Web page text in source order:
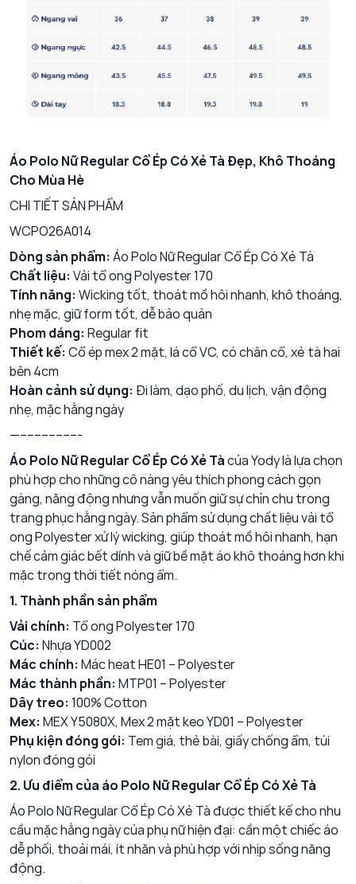
Áo Polo Nữ Regular Cổ Ép Có Xẻ Tà Đẹp, Khô Thoáng
Cho Mùa Hè
CHI TIẾT SẢN PHẨM
WCPO26A014
Dòng sản phẩm: Áo Polo Nữ Regular Cổ Ép Có Xẻ Tà
Chất liệu: Vải tổ ong Polyester 170
Tính năng: Wicking tốt, thoát mồ hôi nhanh, khô thoáng,
nhẹ mặc, giữ form tốt, dễ bảo quản
Phom dáng: Regular fit
Thiết kế: Cổ ép mex 2 mặt, lá cổ VC, có chân cổ, xẻ tà hai
bên 4cm
Hoàn cảnh sử dụng: Đi làm, dạo phố, du lịch, vận động
nhẹ, mặc hằng ngày
—-----------------
Áo Polo Nữ Regular Cổ Ép Có Xẻ Tàcủa Yody là lựa chọn
phù hợp cho những cô nàng yêu thích phong cách gọn
gàng, năng động nhưng vẫn muốn giữ sự chỉn chu trong
trang phục hằng ngày. Sản phẩm sử dụng chất liệu vải tổ
ong Polyester xử lý wicking, giúp thoát mồ hôi nhanh, hạn
chế cảm giác bết dính và giữ bề mặt áo khô thoáng hơn khi
mặc trong thời tiết nóng ẩm.
1. Thành phần sản phẩm
Vải chính: Tổ ong Polyester 170
Cúc: Nhựa YD002
Mác chính: Mác heat HE01 – Polyester
Mác thành phần: MTP01 – Polyester
Dây treo: 100% Cotton
Mex: MEX Y5080X, Mex 2 mặt keo YD01 – Polyester
Phụ kiện đóng gói: Tem giá, thẻ bài, giấy chống ẩm, túi
nylon đóng gói
2. Ưu điểm của áo Polo Nữ Regular Cổ Ép Có Xẻ Tà
Áo Polo Nữ Regular Cổ Ép Có Xẻ Tà được thiết kế cho nhu
cầu mặc hằng ngày của phụ nữ hiện đại: cần một chiếc áo
dễ phối, thoải mái, ít nhăn và phù hợp với nhịp sống năng
động.